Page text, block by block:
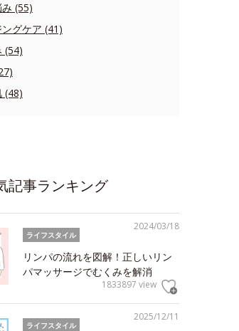
(55)
グケア (41)
(54)
(48)
記事ランキング
2024/03/18
ライフスタイル
リンパの流れを図解！正しいリン
パマッサージでむくみを解消
1833897 view
2025/12/11
ライフスタイル